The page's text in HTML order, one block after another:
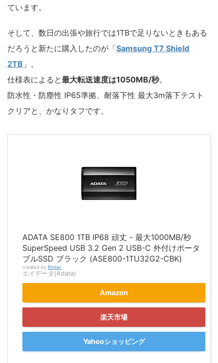
ています。
そして、数日の出張や旅行では1TBで足りないときもある
だろうと新たに購入したのが「Samsung T7 Shield
2TB 」。
仕様表によると最大転送速度は1050MB/秒。
防水性・防塵性 IP65準拠、耐落下性 最大3m落下テスト
クリアと、かなりタフです。
ADATA SE800 1TB IP68 頑丈 - 最大1000MB/秒
SuperSpeed USB 3.2 Gen 2 USB-C 外付けポータ
ブルSSD ブラック (ASE800-1TU32G2-CBK)
created by Rinker
エイデータ(Adata)
Amazon
楽天市場
Yahooショッピング